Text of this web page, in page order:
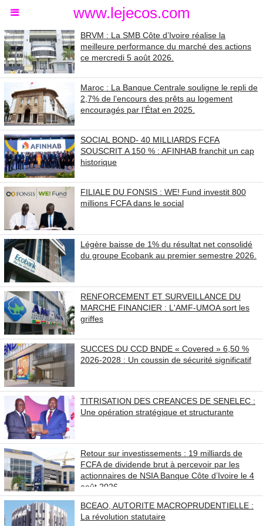
www.lejecos.com
BRVM : La SMB Côte d’Ivoire réalise la
meilleure performance du marché des actions
ce mercredi 5 août 2026.
Maroc : La Banque Centrale souligne le repli de
2,7% de l’encours des prêts au logement
encouragés par l’État en 2025.
SOCIAL BOND- 40 MILLIARDS FCFA
SOUSCRIT A 150 % : AFINHAB franchit un cap
historique
FILIALE DU FONSIS : WE! Fund investit 800
millions FCFA dans le social
Légère baisse de 1% du résultat net consolidé
du groupe Ecobank au premier semestre 2026.
RENFORCEMENT ET SURVEILLANCE DU
MARCHE FINANCIER : L'AMF-UMOA sort les
griffes
SUCCES DU CCD BNDE « Covered » 6,50 %
2026-2028 : Un coussin de sécurité significatif
TITRISATION DES CREANCES DE SENELEC :
Une opération stratégique et structurante
Retour sur investissements : 19 milliards de
FCFA de dividende brut à percevoir par les
actionnaires de NSIA Banque Côte d’Ivoire le 4
août 2026.
BCEAO, AUTORITE MACROPRUDENTIELLE :
La révolution statutaire